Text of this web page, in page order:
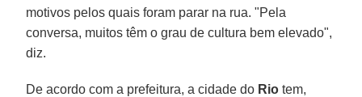
motivos pelos quais foram parar na rua. "Pela
conversa, muitos têm o grau de cultura bem elevado",
diz.
De acordo com a prefeitura, a cidade do Rio tem,